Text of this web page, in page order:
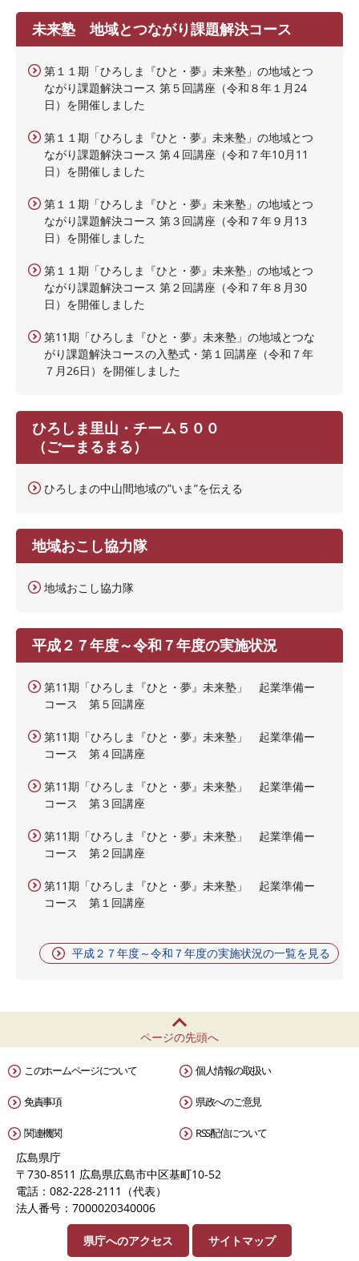
未来塾 地域とつながり課題解決コース
第１１期「ひろしま『ひと・夢』未来塾」の地域とつ
ながり課題解決コース 第５回講座（令和８年１月24
日）を開催しました
第１１期「ひろしま『ひと・夢』未来塾」の地域とつ
ながり課題解決コース 第４回講座（令和７年10月11
日）を開催しました
第１１期「ひろしま『ひと・夢』未来塾」の地域とつ
ながり課題解決コース 第３回講座（令和７年９月13
日）を開催しました
第１１期「ひろしま『ひと・夢』未来塾」の地域とつ
ながり課題解決コース 第２回講座（令和７年８月30
日）を開催しました
第11期「ひろしま『ひと・夢』未来塾」の地域とつな
がり課題解決コースの入塾式・第１回講座（令和７年
７月26日）を開催しました
ひろしま里山・チーム５００
（ごーまるまる）
ひろしまの中山間地域の”いま”を伝える
地域おこし協力隊
地域おこし協力隊
平成２７年度～令和７年度の実施状況
第11期「ひろしま『ひと・夢』未来塾」 起業準備ー
コース 第５回講座
第11期「ひろしま『ひと・夢』未来塾」 起業準備ー
コース 第４回講座
第11期「ひろしま『ひと・夢』未来塾」 起業準備ー
コース 第３回講座
第11期「ひろしま『ひと・夢』未来塾」 起業準備ー
コース 第２回講座
第11期「ひろしま『ひと・夢』未来塾」 起業準備ー
コース 第１回講座
平成２７年度～令和７年度の実施状況の一覧を見る
ページの先頭へ
このホームページについて 個人情報の取扱い
免責事項 県政へのご意見
関連機関 RSS配信について
広島県庁
〒730-8511 広島県広島市中区基町10-52
電話：082-228-2111（代表）
法人番号：7000020340006
県庁へのアクセス サイトマップ